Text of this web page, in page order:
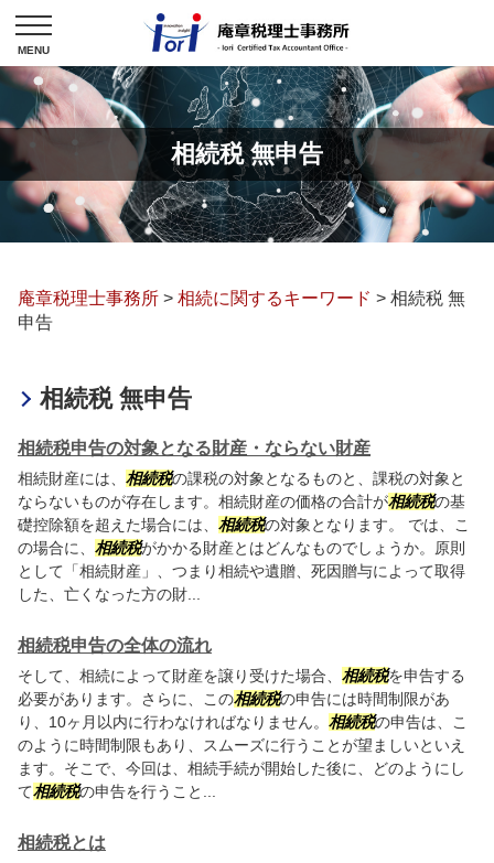
相続税 無申告
庵章税理士事務所 > 相続に関するキーワード > 相続税 無
申告
相続税 無申告
相続税申告の対象となる財産・ならない財産
相続財産には、 相続税の課税の対象となるものと、課税の対象と
ならないものが存在します。相続財産の価格の合計が相続税の基
礎控除額を超えた場合には、 相続税の対象となります。 では、こ
の場合に、 相続税がかかる財産とはどんなものでしょうか。原則
として「相続財産」、つまり相続や遺贈、死因贈与によって取得
した、亡くなった方の財...
相続税申告の全体の流れ
そして、相続によって財産を譲り受けた場合、 相続税を申告する
必要があります。さらに、この相続税の申告には時間制限があ
り、10ヶ月以内に行わなければなりません。 相続税の申告は、こ
のように時間制限もあり、スムーズに行うことが望ましいといえ
ます。そこで、今回は、相続手続が開始した後に、どのようにし
て相続税の申告を行うこと...
相続税とは